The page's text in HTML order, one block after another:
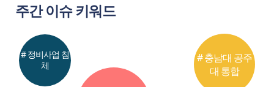
주간 이슈 키워드
# 충남대 공주
대 통합
# 정비사업 침
체